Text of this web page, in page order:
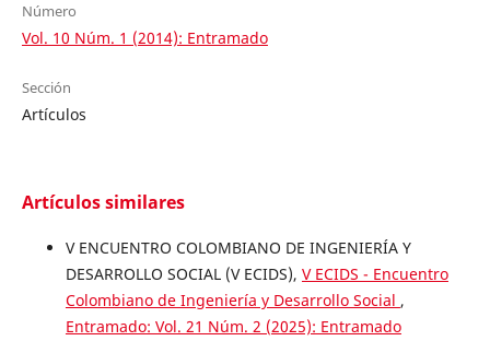
Número
Vol. 10 Núm. 1 (2014): Entramado
Sección
Artículos
Artículos similares
V ENCUENTRO COLOMBIANO DE INGENIERÍA Y
DESARROLLO SOCIAL (V ECIDS), V ECIDS - Encuentro
Colombiano de Ingeniería y Desarrollo Social ,
Entramado: Vol. 21 Núm. 2 (2025): Entramado